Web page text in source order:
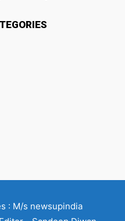
: M/s newsupindia